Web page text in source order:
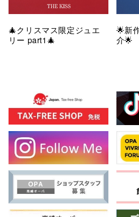
🎄クリスマス限定ジュエ
リー part1🎄
🌟新
介🌟